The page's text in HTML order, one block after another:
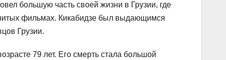
большую часть своей жизни в Грузии, где
фильмах. Кикабидзе был выдающимся
Грузии.
79 лет. Его смерть стала большой